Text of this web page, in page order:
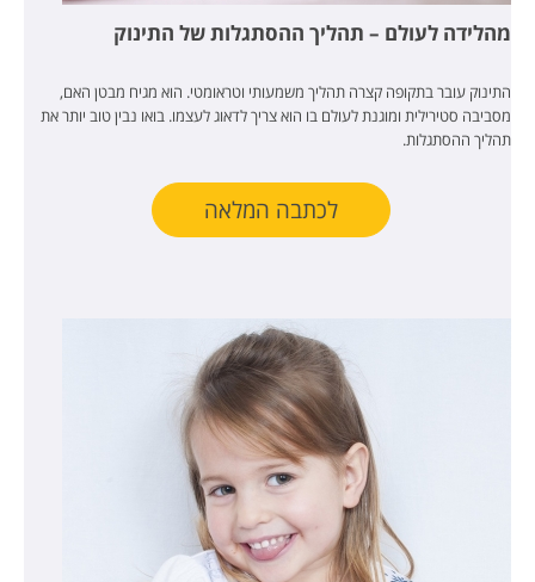
מהלידה לעולם – תהליך ההסתגלות של התינוק
התינוק עובר בתקופה קצרה תהליך משמעותי וטראומטי. הוא מגיח מבטן האם,
מסביבה סטירילית ומוגנת לעולם בו הוא צריך לדאוג לעצמו. בואו נבין טוב יותר את
תהליך ההסתגלות.
לכתבה המלאה